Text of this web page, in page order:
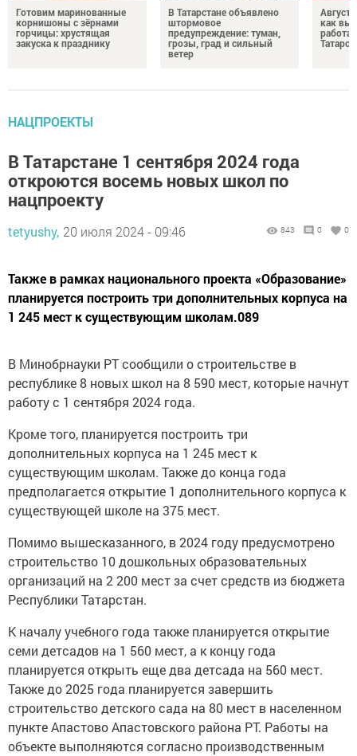
Готовим маринованные
корнишоны с зёрнами
горчицы: хрустящая
закуска к празднику
В Татарстане объявлено
штормовое
предупреждение: туман,
грозы, град и сильный
ветер
как
НАЦПРОЕКТЫ
В Татарстане 1 сентября 2024 года
откроются восемь новых школ по
нацпроекту
tetyushy, 20 июля 2024 - 09:46 843 0 0
Также в рамках национального проекта «Образование»
планируется построить три дополнительных корпуса на
1 245 мест к существующим школам.089
В Минобрнауки РТ сообщили о строительстве в
республике 8 новых школ на 8 590 мест, которые начнут
работу с 1 сентября 2024 года.
Кроме того, планируется построить три
дополнительных корпуса на 1 245 мест к
существующим школам. Также до конца года
предполагается открытие 1 дополнительного корпуса к
существующей школе на 375 мест.
Помимо вышесказанного, в 2024 году предусмотрено
строительство 10 дошкольных образовательных
организаций на 2 200 мест за счет средств из бюджета
Республики Татарстан.
К началу учебного года также планируется открытие
семи детсадов на 1 560 мест, а к концу года
планируется открыть еще два детсада на 560 мест.
Также до 2025 года планируется завершить
строительство детского сада на 80 мест в населенном
пункте Апастово Апастовского района РТ. Работы на
объекте выполняются согласно производственным